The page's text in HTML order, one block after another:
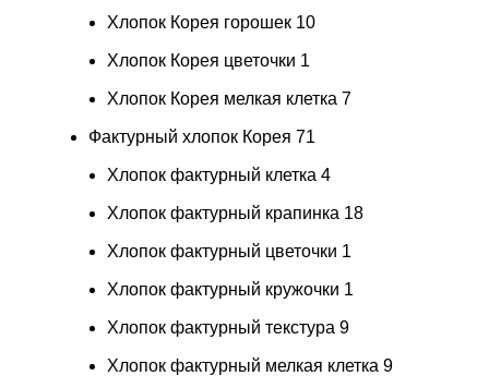
Хлопок Корея горошек 10
Хлопок Корея цветочки 1
Хлопок Корея мелкая клетка 7
Фактурный хлопок Корея 71
Хлопок фактурный клетка 4
Хлопок фактурный крапинка 18
Хлопок фактурный цветочки 1
Хлопок фактурный кружочки 1
Хлопок фактурный текстура 9
Хлопок фактурный мелкая клетка 9